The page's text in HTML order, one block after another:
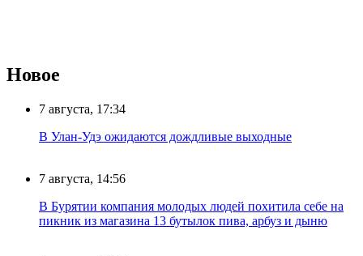
Новое
7 августа, 17:34
В Улан-Удэ ожидаются дождливые выходные
7 августа, 14:56
В Бурятии компания молодых людей похитила себе на
пикник из магазина 13 бутылок пива, арбуз и дыню